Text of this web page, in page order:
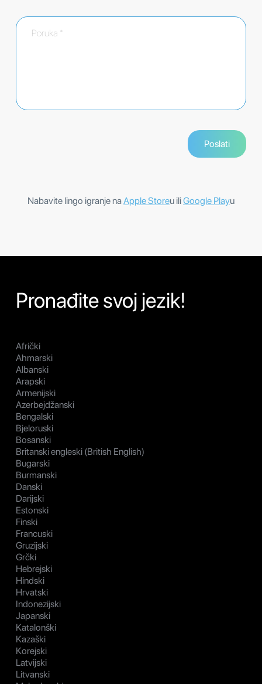
Nabavite lingo igranje naApple Storeu iliGoogle Playu
Pronađite svoj jezik!
Afrički
Ahmarski
Albanski
Arapski
Armenijski
Azerbejdžanski
Bengalski
Bjeloruski
Bosanski
Britanski engleski (British English)
Bugarski
Burmanski
Danski
Darijski
Estonski
Finski
Francuski
Gruzijski
Grčki
Hebrejski
Hindski
Hrvatski
Indonezijski
Japanski
Katalonški
Kazaški
Korejski
Latvijski
Litvanski